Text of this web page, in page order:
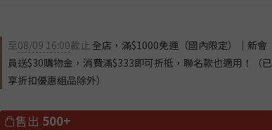
至08/09 16:00截止 全店，滿$1000免運（國內限定）｜新會
員送$30購物金，消費滿$333即可折抵，聯名款也適用！（已
享折扣優惠組品除外）
售出 500+